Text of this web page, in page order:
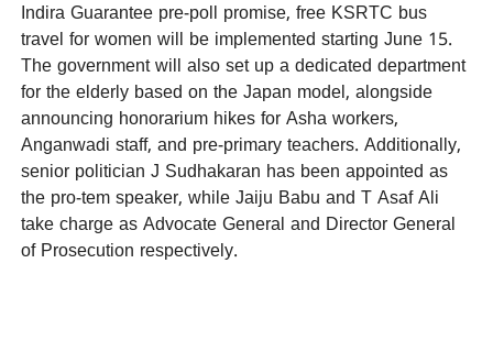
Indira Guarantee pre-poll promise, free KSRTC bus
travel for women will be implemented starting June 15.
The government will also set up a dedicated department
for the elderly based on the Japan model, alongside
announcing honorarium hikes for Asha workers,
Anganwadi staff, and pre-primary teachers. Additionally,
senior politician J Sudhakaran has been appointed as
the pro-tem speaker, while Jaiju Babu and T Asaf Ali
take charge as Advocate General and Director General
of Prosecution respectively.